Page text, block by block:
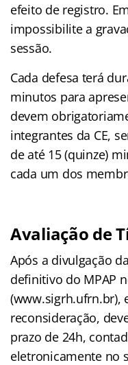
efeito de registro.
impossibilite a
sessão.
Cada defesa terá
minutos para
devem
integrantes da CE,
de até 15 (quinze)
cada um dos
Avaliação de
Após a divulgação
definitivo do MPAP
(www.sigrh.ufrn.br),
reconsideração,
prazo de 24h,
eletronicamente no